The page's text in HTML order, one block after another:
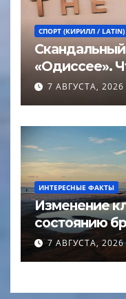
СПОРТ (КИРИЛЛ / LATIN)
«Одиссее».
Эйвери
7 АВГУСТА, 2026
ИНТЕРЕСНЫЕ ФАКТЫ
Изменение
состоянию
7 АВГУСТА, 2026